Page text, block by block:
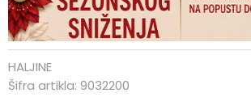
HALJINE
Šifra artikla: 9032200